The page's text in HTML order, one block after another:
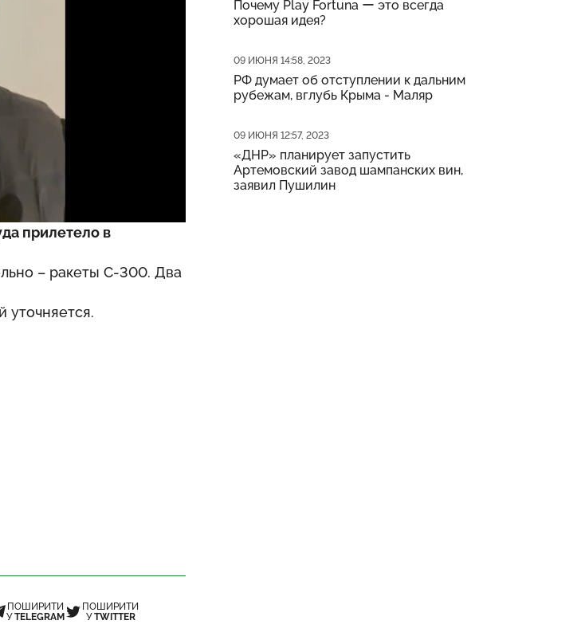
прилетело в
– ракеты С-300. Два
уточняется.
ПОШИРИТИ
УTELEGRAM
ПОШИРИТИ
УTWITTER
Почему Play Fortuna ー это всегда
хорошая идея?
Дата публикации
09 ИЮНЯ 14:58, 2023
РФ думает об отступлении к дальним
рубежам, вглубь Крыма - Маляр
Дата публикации
09 ИЮНЯ 12:57, 2023
«ДНР» планирует запустить
Артемовский завод шампанских вин,
заявил Пушилин